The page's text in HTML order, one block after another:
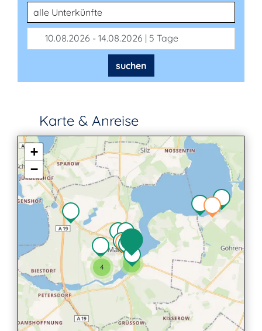
Unterkunftsart
10.08.2026 - 14.08.2026 | 5 Tage
suchen
Karte & Anreise
4 4
+
−